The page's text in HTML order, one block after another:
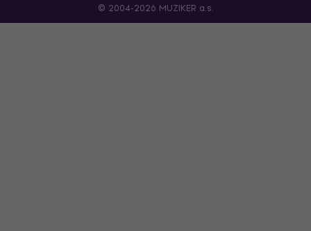
© 2004-2026 MUZIKER a.s.